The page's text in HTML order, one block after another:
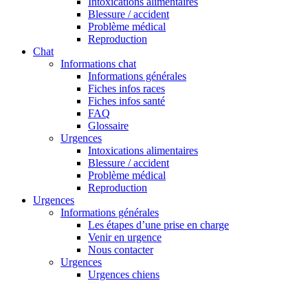
Blessure / accident
Problème médical
Reproduction
Chat
Informations chat
Informations générales
Fiches infos races
Fiches infos santé
FAQ
Glossaire
Urgences
Intoxications alimentaires
Blessure / accident
Problème médical
Reproduction
Urgences
Informations générales
Les étapes d’une prise en charge
Venir en urgence
Nous contacter
Urgences
Urgences chiens